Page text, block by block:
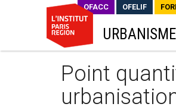
OFACC OFELIF
Point